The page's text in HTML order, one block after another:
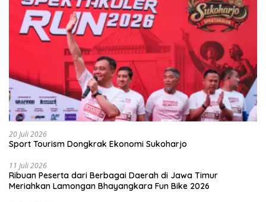
20 Juli 2026
Sport Tourism Dongkrak Ekonomi Sukoharjo
11 Juli 2026
Ribuan Peserta dari Berbagai Daerah di Jawa Timur
Meriahkan Lamongan Bhayangkara Fun Bike 2026